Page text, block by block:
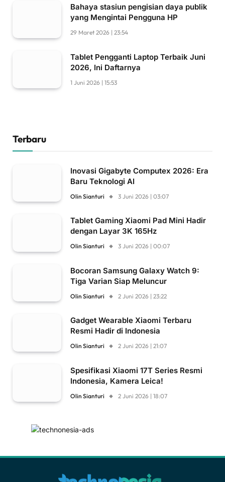
Bahaya stasiun pengisian daya publik
yang Mengintai Pengguna HP
29 Maret 2026 | 23:54
Tablet Pengganti Laptop Terbaik Juni
2026, Ini Daftarnya
1 Juni 2026 | 15:53
Terbaru
Inovasi Gigabyte Computex 2026: Era
Baru Teknologi AI
Olin Sianturi 3 Juni 2026 | 03:07
Tablet Gaming Xiaomi Pad Mini Hadir
dengan Layar 3K 165Hz
Olin Sianturi 3 Juni 2026 | 00:07
Bocoran Samsung Galaxy Watch 9:
Tiga Varian Siap Meluncur
Olin Sianturi 2 Juni 2026 | 23:22
Gadget Wearable Xiaomi Terbaru
Resmi Hadir di Indonesia
Olin Sianturi 2 Juni 2026 | 21:07
Spesifikasi Xiaomi 17T Series Resmi
Indonesia, Kamera Leica!
Olin Sianturi 2 Juni 2026 | 18:07